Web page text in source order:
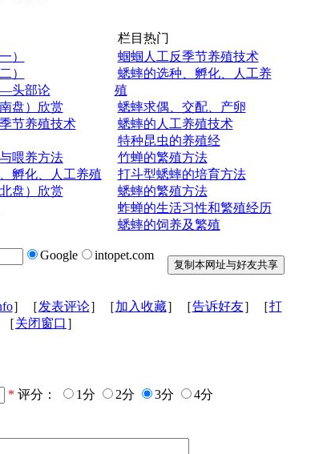
）
）
头部论
盘）欣赏
节养殖技术
喂养方法
孵化、人工养殖
盘）欣赏
栏目热门
蝈蝈人工反季节养殖技术
蟋蟀的选种、孵化、人工养
殖
蟋蟀求偶、交配、产卵
蟋蟀的人工养殖技术
特种昆虫的养殖经
竹蝉的繁殖方法
打斗型蟋蟀的培育方法
蟋蟀的繁殖方法
蚱蝉的生活习性和繁殖经历
蟋蟀的饲养及繁殖
Google intopet.com
］［发表评论］［加入收藏］［告诉好友］［打
［关闭窗口 ］
* 评分： 1分 2分 3分
4分